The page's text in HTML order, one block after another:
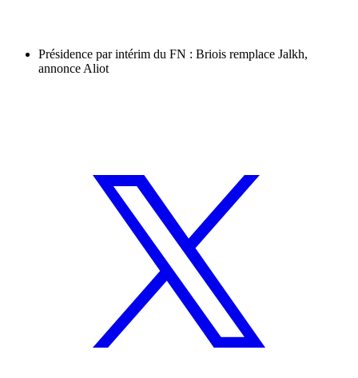
Présidence par intérim du FN : Briois remplace Jalkh,
annonce Aliot